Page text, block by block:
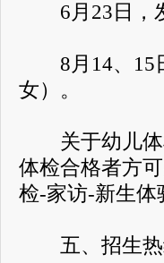
6月23日，发
8月14、15日
女）。
关于幼儿体
体检合格者方
检-家访-新生体
五、招生热